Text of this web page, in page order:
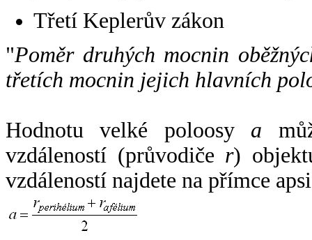
Třetí Keplerův zákon
"Poměr druhých mocnin
třetích mocnin jejich hlavních
Hodnotu velké poloosy a
vzdáleností (průvodiče r)
vzdáleností najdete na přímce